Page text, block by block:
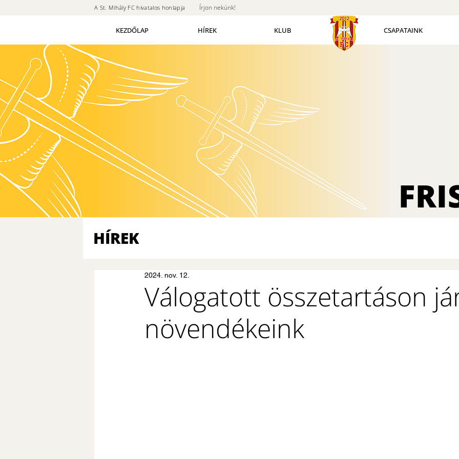
A St. Mihály FC hivatalos honlapja Írjon nekünk!
KEZDŐLAP HÍREK KLUB CSAPATAINK
HÍREK
Válogatott összetartáson
növendékeink
2024. nov. 12.